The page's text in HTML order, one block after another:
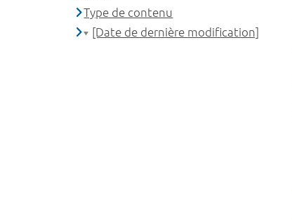
Type de contenu
[Date de dernière modification]